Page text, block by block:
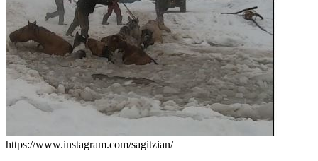
https://www.instagram.com/sagitzian/